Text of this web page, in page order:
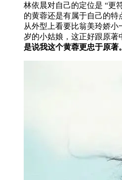
林依晨对自己的定位是 “更
的黄蓉还是有属于自己的特
从外型上看要比翁美玲娇
岁的小姑娘，这正好跟原著
是说我这个黄蓉更忠于原著。